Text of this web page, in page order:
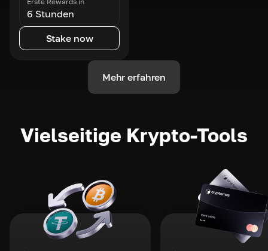
6 Stunden
Stake now
Mehr erfahren
Vielseitige Krypto-Tools